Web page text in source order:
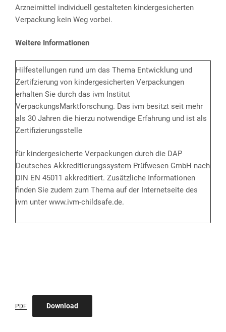
Arzneimittel individuell gestalteten kindergesicherten
Verpackung kein Weg vorbei.
Weitere Informationen
Hilfestellungen rund um das Thema Entwicklung und
Zertifzierung von kindergesicherten Verpackungen
erhalten Sie durch das ivm Institut
VerpackungsMarktforschung. Das ivm besitzt seit mehr
als 30 Jahren die hierzu notwendige Erfahrung und ist als
Zertifizierungsstelle
für kindergesicherte Verpackungen durch die DAP
Deutsches Akkreditierungssystem Prüfwesen GmbH nach
DIN EN 45011 akkreditiert. Zusätzliche Informationen
finden Sie zudem zum Thema auf der Internetseite des
ivm unter www.ivm-childsafe.de.
PDF Download